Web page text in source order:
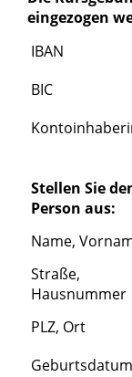
eingezogen
IBAN
BIC
Stellen Sie
Person aus:
Name,
Straße,
Hausnummer
PLZ, Ort
Geburtsdatum